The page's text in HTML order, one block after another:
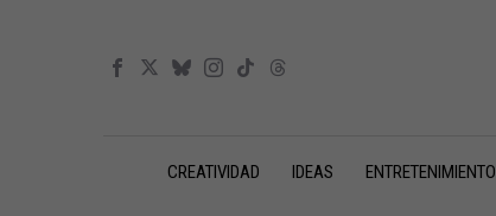
CREATIVIDAD IDEAS ENTRETENIMIENTO